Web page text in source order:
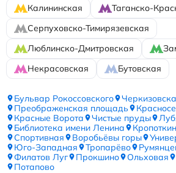
Калининская
Таганско-
Серпуховско-Тимирязевская
Люблинско-Дмитровская
Некрасовская
Бутовская
Бульвар Рокоссовского
Преображенская площадь
Красные Ворота
Чистые пруды
Библиотека имени Ленина
Спортивная
Воробьёвы горы
Юго-Западная
Тропарёво
Филатов Луг
Прокшино Ольховая
Потапово